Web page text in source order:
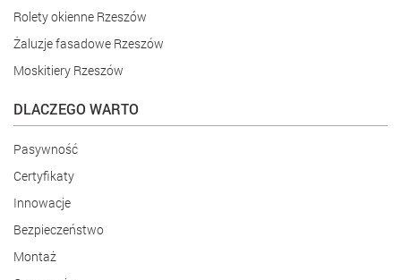
Rolety okienne Rzeszów
Żaluzje fasadowe Rzeszów
Moskitiery Rzeszów
DLACZEGO WARTO
Pasywność
Certyfikaty
Innowacje
Bezpieczeństwo
Montaż